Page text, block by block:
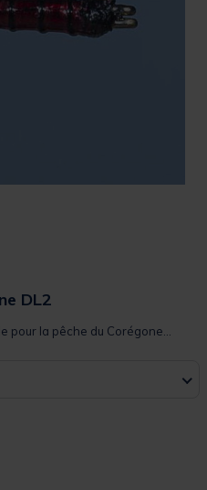
DL2
pour la pêche du Corégone...